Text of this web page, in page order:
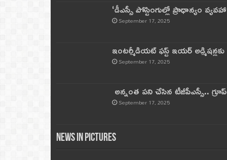
‘డీఎస్సీ పోస్టింగుల్లో ప్రాధాన్యం
September 17, 2025
ఇంటర్మీడియట్ ఫస్ట్‌ ఇయర్‌
September 17, 2025
అన్నంత పని చేసిన టీజీపీఎస్సీ..
September 17, 2025
News in Pictures